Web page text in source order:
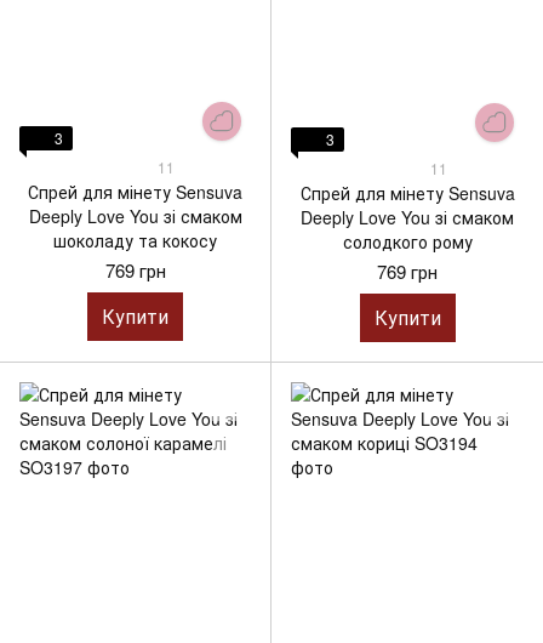
3
11
Спрей для мінету Sensuva
Deeply Love You зі смаком
шоколаду та кокосу
769 грн
Купити
3
11
Спрей для мінету Sensuva
Deeply Love You зі смаком
солодкого рому
769 грн
Купити